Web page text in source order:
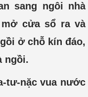
sang ngôi nhà
cửa sổ ra và
ở chỗ kín đáo,
ngồi.
tư-nặc vua nước